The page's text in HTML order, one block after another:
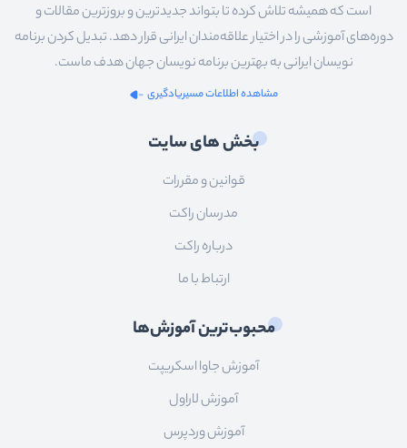
است که همیشه تلاش کرده تا بتواند جدیدترین و بروزترین مقالات و
دوره‌های آموزشی را در اختیار علاقه‌مندان ایرانی قرار دهد. تبدیل کردن برنامه
نویسان ایرانی به بهترین برنامه نویسان جهان هدف ماست.
مشاهده اطلاعات مسیریادگیری
بخش های سایت
قوانین و مقررات
مدرسان راکت
درباره راکت
ارتباط با ما
محبوب‌ترین آموزش‌ها
آموزش جاوا اسکریپت
آموزش لاراول
آموزش وردپرس